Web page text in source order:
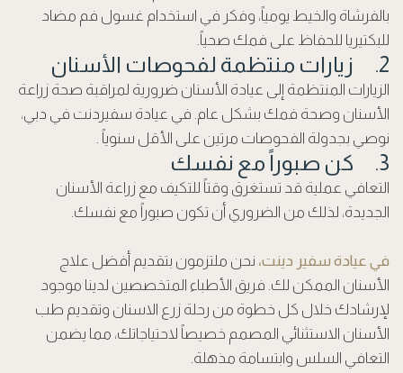
بالفرشاة والخيط يومياً، وفكر في استخدام غسول فم مضاد
للبكتيريا للحفاظ على فمك صحياً.
2. زيارات منتظمة لفحوصات الأسنان
الزيارات المنتظمة إلى عيادة الأسنان ضرورية لمراقبة صحة زراعة
الأسنان وصحة فمك بشكل عام. في عيادة سفيردنت في دبي،
نوصي بجدولة الفحوصات مرتين على الأقل سنوياً .
3. كن صبوراً مع نفسك
التعافي عملية قد تستغرق وقتاً للتكيف مع زراعة الأسنان
الجديدة، لذلك من الضروري أن تكون صبوراً مع نفسك.
في عيادة سفير دينت، نحن ملتزمون بتقديم أفضل علاج
الأسنان الممكن لك. فريق الأطباء المتخصصين لدينا موجود
لإرشادك خلال كل خطوة من رحلة زرع الاسنان وتقديم طب
الأسنان الاستثنائي المصمم خصيصاً لاحتياجاتك، مما يضمن
التعافي السلس وابتسامة مذهلة.